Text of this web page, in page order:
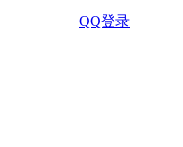
QQ登录